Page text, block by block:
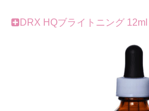
DRX HQブライトニング 12ml